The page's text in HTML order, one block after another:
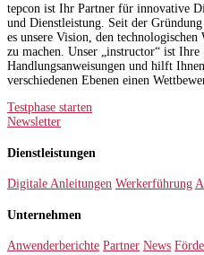
tepcon ist Ihr Partner für innovative
und Dienstleistung. Seit der
es unsere Vision, den
zu machen. Unser „instructor“ ist
Handlungsanweisungen und hilft
verschiedenen Ebenen einen
Testphase starten
Newsletter
Dienstleistungen
Digitale Anleitungen Werkerführung
Unternehmen
Anwenderberichte Partner News